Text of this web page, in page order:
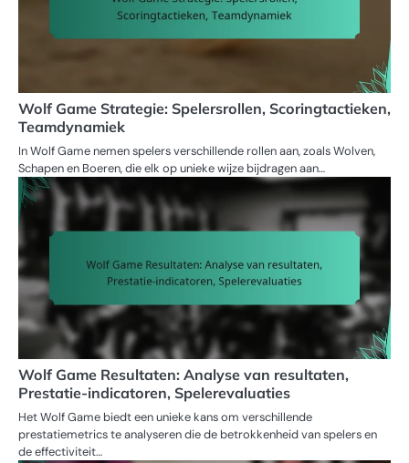
Wolf Game Strategie: Spelersrollen, Scoringtactieken,
Teamdynamiek
In Wolf Game nemen spelers verschillende rollen aan, zoals Wolven,
Schapen en Boeren, die elk op unieke wijze bijdragen aan…
Wolf Game Resultaten: Analyse van resultaten,
Prestatie-indicatoren, Spelerevaluaties
Het Wolf Game biedt een unieke kans om verschillende
prestatiemetrics te analyseren die de betrokkenheid van spelers en
de effectiviteit…